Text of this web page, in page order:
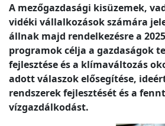
A mezőgazdasági kisüzemek,
vidéki vállalkozások számára
állnak majd rendelkezésre a
programok célja a gazdaságok
fejlesztése és a klímaváltozás
adott válaszok elősegítése,
rendszerek fejlesztését és a
vízgazdálkodást.